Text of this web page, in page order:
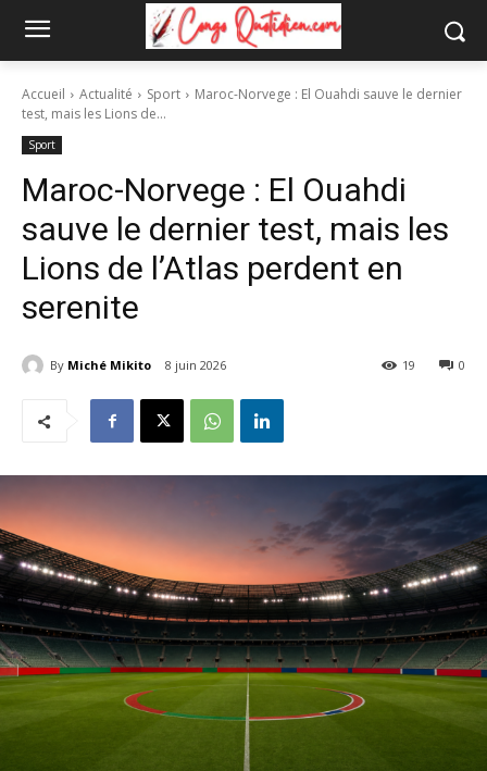
Accueil Actualité Sport
Maroc-Norvege : El Ouahdi sauve le dernier
test, mais les Lions de...
Sport
Maroc-Norvege : El Ouahdi
sauve le dernier test, mais les
Lions de l’Atlas perdent en
serenite
By Miché Mikito 8 juin 2026 0
19